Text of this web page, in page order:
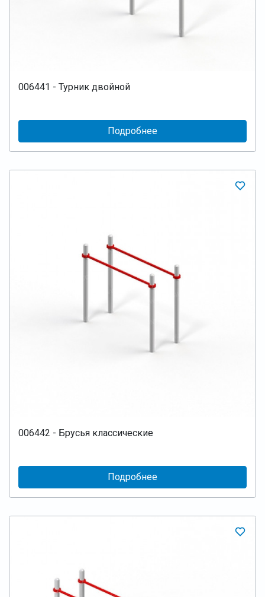
006441 - Турник двойной
Подробнее
006442 - Брусья классические
Подробнее